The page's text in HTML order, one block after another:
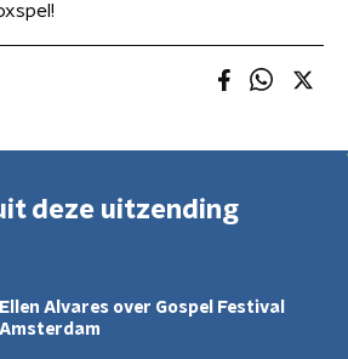
deze uitzending
Ellen Alvares over Gospel Festival
Amsterdam